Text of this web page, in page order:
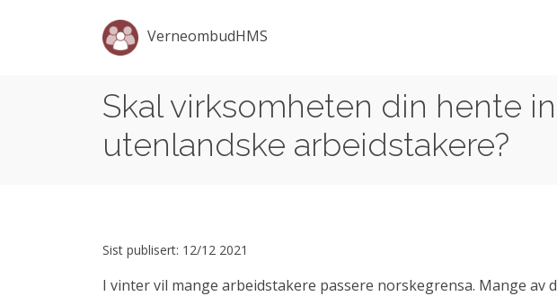
VerneombudHMS
Skal virksomheten din hente
utenlandske arbeidstakere?
Sist publisert: 12/12 2021
I vinter vil mange arbeidstakere passere norskegrensa. Mange av